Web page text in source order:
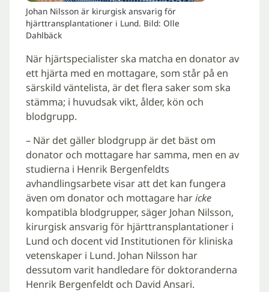
Johan Nilsson är kirurgisk ansvarig för
hjärttransplantationer i Lund. Bild: Olle
Dahlbäck
När hjärtspecialister ska matcha en donator av
ett hjärta med en mottagare, som står på en
särskild väntelista, är det flera saker som ska
stämma; i huvudsak vikt, ålder, kön och
blodgrupp.
– När det gäller blodgrupp är det bäst om
donator och mottagare har samma, men en av
studierna i Henrik Bergenfeldts
avhandlingsarbete visar att det kan fungera
även om donator och mottagare haricke
kompatibla blodgrupper, säger Johan Nilsson,
kirurgisk ansvarig för hjärttransplantationer i
Lund och docent vid Institutionen för kliniska
vetenskaper i Lund. Johan Nilsson har
dessutom varit handledare för doktoranderna
Henrik Bergenfeldt och David Ansari.